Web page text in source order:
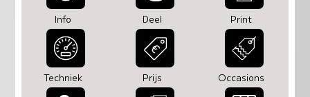
Info Deel Print
Techniek Prijs Occasions